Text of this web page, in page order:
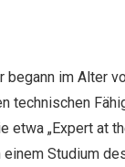
begann im Alter
technischen
„Expert at
Studium